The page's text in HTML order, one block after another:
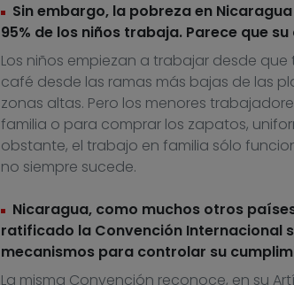
Sin embargo, la pobreza en
95% de los niños trabaja. Parece que
Los niños empiezan a trabajar desde
café desde las ramas más bajas de las
zonas altas. Pero los menores
familia o para comprar los zapatos,
obstante, el trabajo en familia sólo
no siempre sucede.
Nicaragua, como muchos otros
ratificado la Convención Internacional
mecanismos para controlar su
La misma Convención reconoce, en su